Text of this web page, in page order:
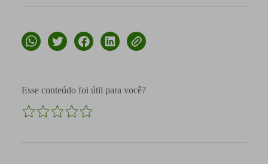
Esse conteúdo foi útil para você?